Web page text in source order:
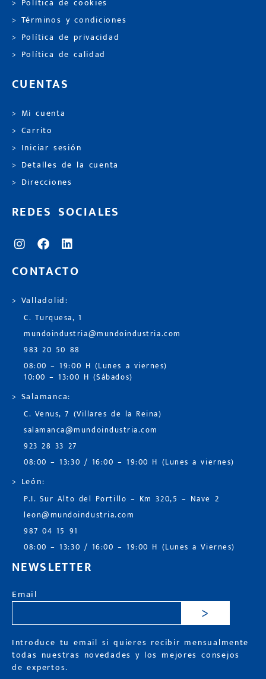
> Términos y condiciones
> Política de privacidad
> Política de calidad
CUENTAS
> Mi cuenta
> Carrito
> Iniciar sesión
> Detalles de la cuenta
> Direcciones
REDES SOCIALES
CONTACTO
> Valladolid:
C. Turquesa, 1
mundoindustria@mundoindustria.com
983 20 50 88
08:00 – 19:00 H (Lunes a viernes)
10:00 – 13:00 H (Sábados)
> Salamanca:
C. Venus, 7 (Villares de la Reina)
salamanca@mundoindustria.com
923 28 33 27
08:00 – 13:30 / 16:00 – 19:00 H (Lunes a viernes)
> León:
P.I. Sur Alto del Portillo – Km 320,5 – Nave 2
leon@mundoindustria.com
987 04 15 91
08:00 – 13:30 / 16:00 – 19:00 H (Lunes a Viernes)
NEWSLETTER
Email
>
Introduce tu email si quieres recibir mensualmente
todas nuestras novedades y los mejores consejos
de expertos.